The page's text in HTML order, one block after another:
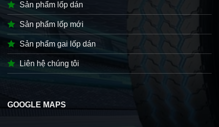
Sản phẩm lốp dán
Sản phẩm lốp mới
Sản phẩm gai lốp dán
Liên hệ chúng tôi
GOOGLE MAPS